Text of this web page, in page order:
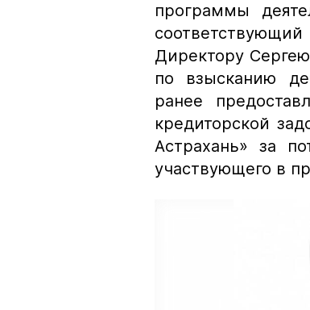
программы
Директору
по взысканию
ранее
кредиторской
Астрахань» за
участвующего в